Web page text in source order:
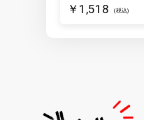
￥1,518 (税込)